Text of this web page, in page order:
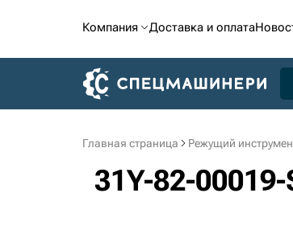
Компания Доставка и оплата
Главная страница Режущий
31Y-82-